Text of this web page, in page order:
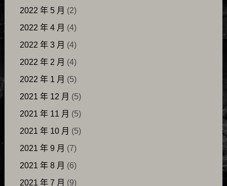
2022 年 5 月 (2)
2022 年 4 月 (4)
2022 年 3 月 (4)
2022 年 2 月 (4)
2022 年 1 月 (5)
2021 年 12 月 (5)
2021 年 11 月 (5)
2021 年 10 月 (5)
2021 年 9 月 (7)
2021 年 8 月 (6)
2021 年 7 月 (9)